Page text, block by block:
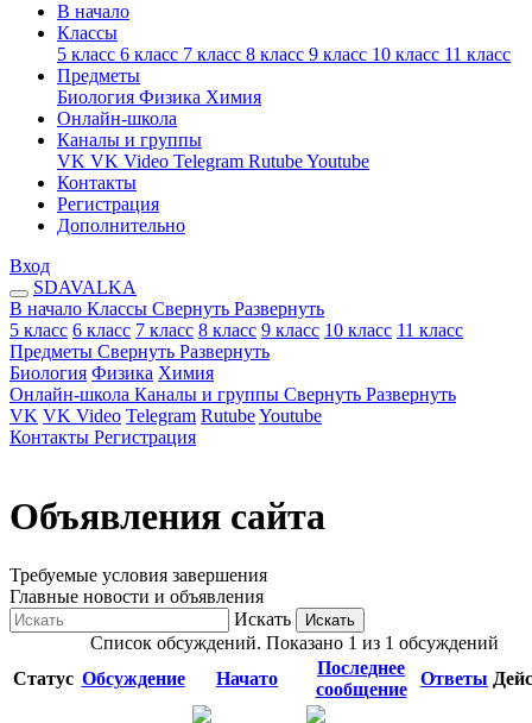
В начало
Классы
5 класс 6 класс 7 класс 8 класс 9 класс 10 класс 11 класс
Предметы
Биология Физика Химия
Онлайн-школа
Каналы и группы
VK VK Video Telegram RutubeYoutube
Контакты
Регистрация
Дополнительно
Вход
SDAVALKA
В начало Классы Свернуть Развернуть
5 класс 6 класс 7 класс 8 класс 9 класс 10 класс 11 класс
Предметы Свернуть Развернуть
Биология Физика Химия
Онлайн-школа Каналы и группы Свернуть Развернуть
VK VK Video Telegram RutubeYoutube
Контакты Регистрация
Объявления сайта
Требуемые условия завершения
Главные новости и объявления
Искать
Искать
Список обсуждений. Показано 1 из 1 обсуждений
Статус Обсуждение Начато
Последнее
сообщение
Ответы